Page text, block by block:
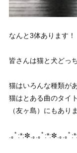
なんと3体あります！
皆さんは猫と犬どっ
猫はいろんな種類が
猫はとある曲のタイ
（友ヶ島）にもあり
.｡ﾟ:*:✼.｡.｡ﾟ:*:✼.｡.｡ﾟ